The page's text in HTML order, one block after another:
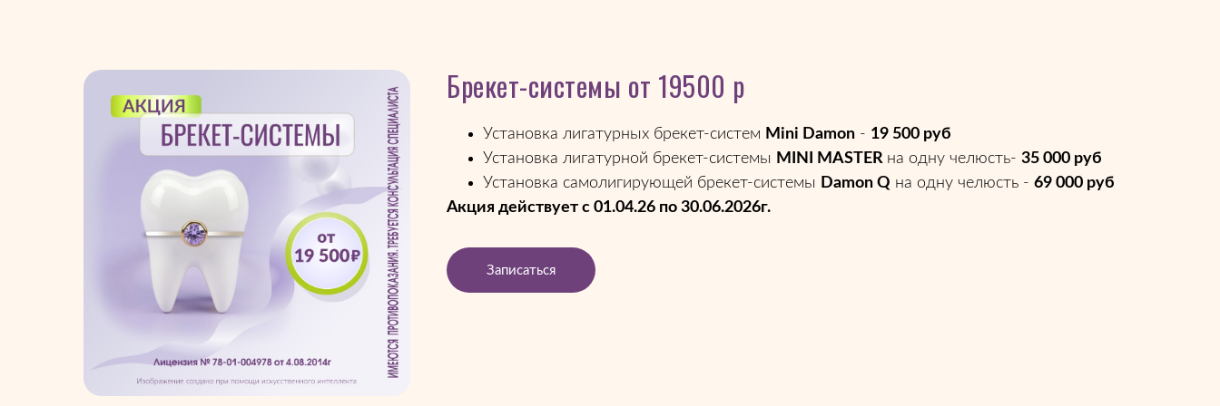
Брекет-системы от 19500 р
Установка лигатурных брекет-систем Mini Damon - 19 500 руб
Установка лигатурной брекет-системы MINI MASTER на одну челюсть- 35 000 руб
Установка самолигирующей брекет-системы Damon Q на одну челюсть - 69 000 руб
Акция действует с 01.04.26 по 30.06.2026г.
Записаться